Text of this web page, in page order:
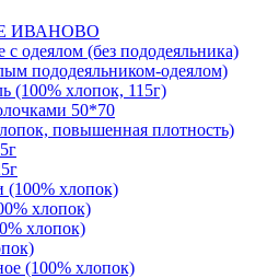
ИВАНОВО
с одеялом (без пододеяльника)
пододеяльником-одеялом)
(100% хлопок, 115г)
50*70
повышенная плотность)
(100% хлопок)
хлопок)
хлопок)
(100% хлопок)